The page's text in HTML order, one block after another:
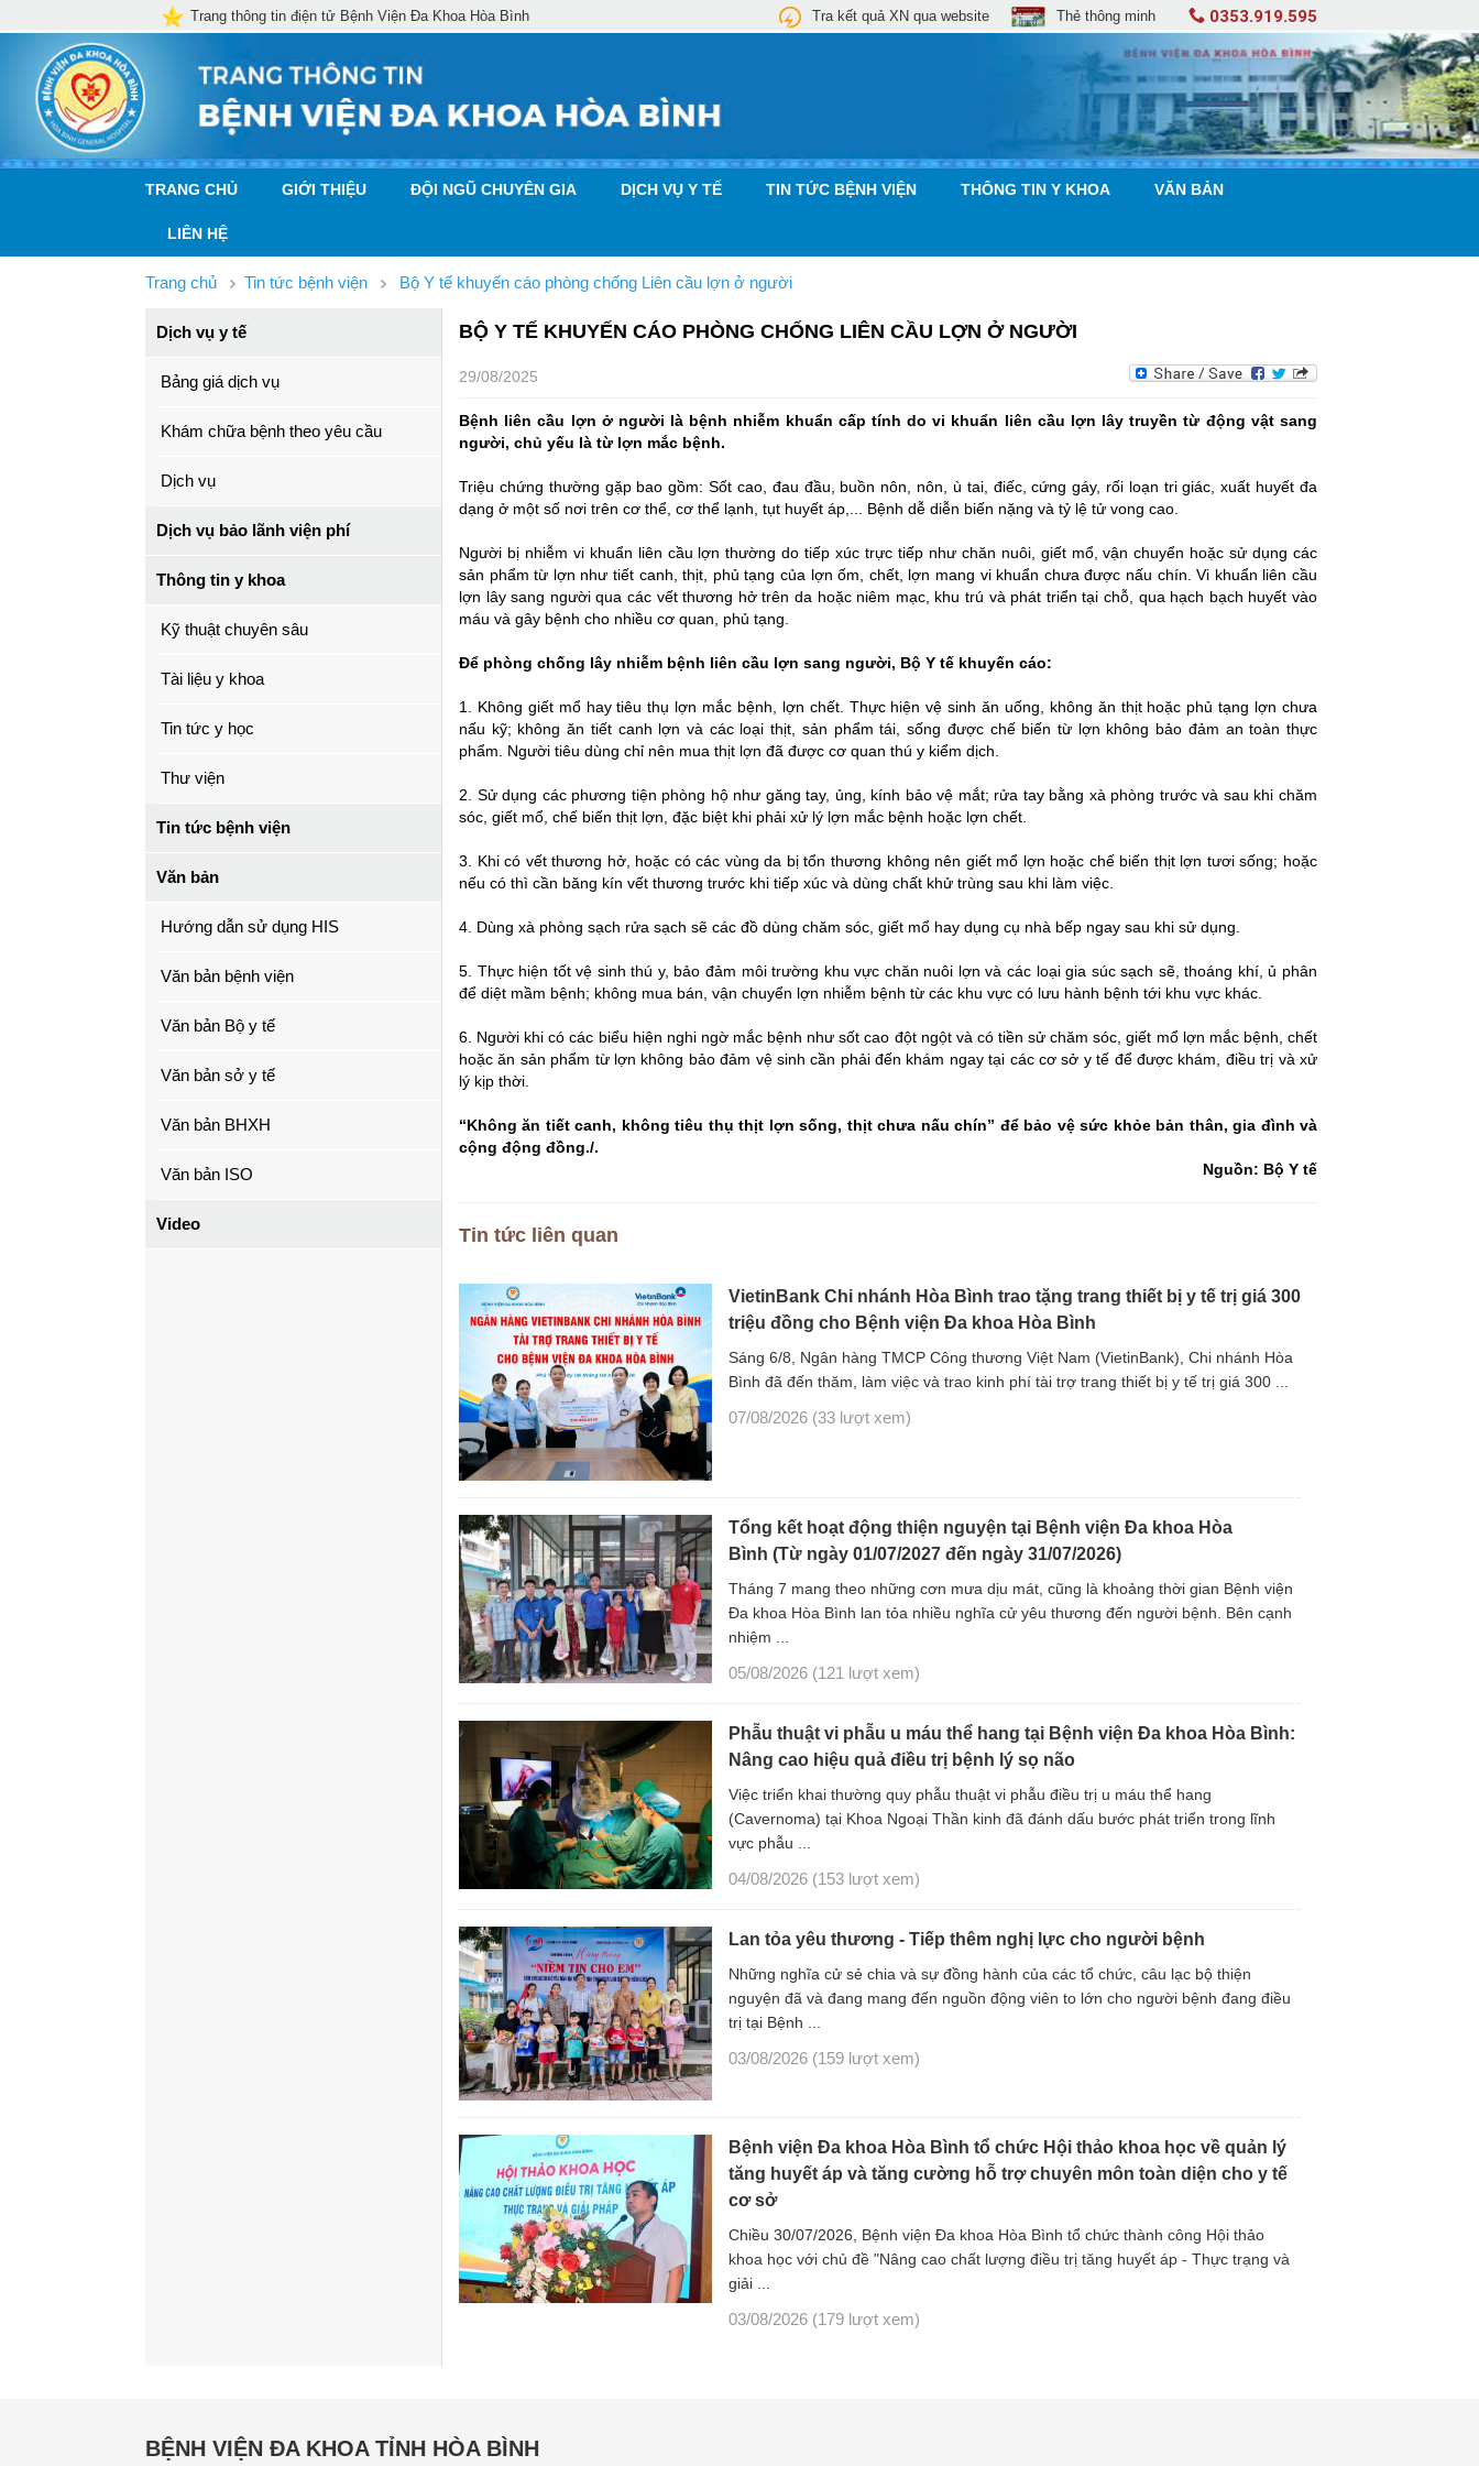
Trang thông tin điện tử Bệnh Viện Đa Khoa Hòa Bình 0353.919.595
Tra kết quả XN qua website Thẻ thông minh
TRANG CHỦ GIỚI THIỆU ĐỘI NGŨ CHUYÊN GIA DỊCH VỤ Y TẾ TIN TỨC BỆNH VIỆN THÔNG TIN Y KHOA VĂN BẢN
LIÊN HỆ
Trang chủ Tin tức bệnh viện Bộ Y tế khuyến cáo phòng chống Liên cầu lợn ở người
Dịch vụ y tế
Bảng giá dịch vụ
Khám chữa bệnh theo yêu cầu
Dịch vụ
Dịch vụ bảo lãnh viện phí
Thông tin y khoa
Kỹ thuật chuyên sâu
Tài liệu y khoa
Tin tức y học
Thư viện
Tin tức bệnh viện
Văn bản
Hướng dẫn sử dụng HIS
Văn bản bệnh viện
Văn bản Bộ y tế
Văn bản sở y tế
Văn bản BHXH
Văn bản ISO
Video
BỘ Y TẾ KHUYẾN CÁO PHÒNG CHỐNG LIÊN CẦU LỢN Ở NGƯỜI
29/08/2025
Bệnh liên cầu lợn ở người là bệnh nhiễm khuẩn cấp tính do vi khuẩn liên cầu lợn lây truyền từ động vật sang
người, chủ yếu là từ lợn mắc bệnh.
Triệu chứng thường gặp bao gồm: Sốt cao, đau đầu, buồn nôn, nôn, ù tai, điếc, cứng gáy, rối loạn tri giác, xuất huyết đa
dạng ở một số nơi trên cơ thể, cơ thể lạnh, tụt huyết áp,... Bệnh dễ diễn biến nặng và tỷ lệ tử vong cao.
Người bị nhiễm vi khuẩn liên cầu lợn thường do tiếp xúc trực tiếp như chăn nuôi, giết mổ, vận chuyển hoặc sử dụng các
sản phẩm từ lợn như tiết canh, thịt, phủ tạng của lợn ốm, chết, lợn mang vi khuẩn chưa được nấu chín. Vi khuẩn liên cầu
lợn lây sang người qua các vết thương hở trên da hoặc niêm mạc, khu trú và phát triển tại chỗ, qua hạch bạch huyết vào
máu và gây bệnh cho nhiều cơ quan, phủ tạng.
Để phòng chống lây nhiễm bệnh liên cầu lợn sang người, Bộ Y tế khuyến cáo:
1. Không giết mổ hay tiêu thụ lợn mắc bệnh, lợn chết. Thực hiện vệ sinh ăn uống, không ăn thịt hoặc phủ tạng lợn chưa
nấu kỹ; không ăn tiết canh lợn và các loại thịt, sản phẩm tái, sống được chế biến từ lợn không bảo đảm an toàn thực
phẩm. Người tiêu dùng chỉ nên mua thịt lợn đã được cơ quan thú y kiểm dịch.
2. Sử dụng các phương tiện phòng hộ như găng tay, ủng, kính bảo vệ mắt; rửa tay bằng xà phòng trước và sau khi chăm
sóc, giết mổ, chế biến thịt lợn, đặc biệt khi phải xử lý lợn mắc bệnh hoặc lợn chết.
3. Khi có vết thương hở, hoặc có các vùng da bị tổn thương không nên giết mổ lợn hoặc chế biến thịt lợn tươi sống; hoặc
nếu có thì cần băng kín vết thương trước khi tiếp xúc và dùng chất khử trùng sau khi làm việc.
4. Dùng xà phòng sạch rửa sạch sẽ các đồ dùng chăm sóc, giết mổ hay dụng cụ nhà bếp ngay sau khi sử dụng.
5. Thực hiện tốt vệ sinh thú y, bảo đảm môi trường khu vực chăn nuôi lợn và các loại gia súc sạch sẽ, thoáng khí, ủ phân
để diệt mầm bệnh; không mua bán, vận chuyển lợn nhiễm bệnh từ các khu vực có lưu hành bệnh tới khu vực khác.
6. Người khi có các biểu hiện nghi ngờ mắc bệnh như sốt cao đột ngột và có tiền sử chăm sóc, giết mổ lợn mắc bệnh, chết
hoặc ăn sản phẩm từ lợn không bảo đảm vệ sinh cần phải đến khám ngay tại các cơ sở y tế để được khám, điều trị và xử
lý kịp thời.
“Không ăn tiết canh, không tiêu thụ thịt lợn sống, thịt chưa nấu chín” để bảo vệ sức khỏe bản thân, gia đình và
cộng động đồng./.
Nguồn: Bộ Y tế
Tin tức liên quan
VietinBank Chi nhánh Hòa Bình trao tặng trang thiết bị y tế trị giá 300
triệu đồng cho Bệnh viện Đa khoa Hòa Bình
Sáng 6/8, Ngân hàng TMCP Công thương Việt Nam (VietinBank), Chi nhánh Hòa
Bình đã đến thăm, làm việc và trao kinh phí tài trợ trang thiết bị y tế trị giá 300 ...
07/08/2026 (33 lượt xem)
Tổng kết hoạt động thiện nguyện tại Bệnh viện Đa khoa Hòa
Bình (Từ ngày 01/07/2027 đến ngày 31/07/2026)
Tháng 7 mang theo những cơn mưa dịu mát, cũng là khoảng thời gian Bệnh viện
Đa khoa Hòa Bình lan tỏa nhiều nghĩa cử yêu thương đến người bệnh. Bên cạnh
nhiệm ...
05/08/2026 (121 lượt xem)
Phẫu thuật vi phẫu u máu thể hang tại Bệnh viện Đa khoa Hòa Bình:
Nâng cao hiệu quả điều trị bệnh lý sọ não
Việc triển khai thường quy phẫu thuật vi phẫu điều trị u máu thể hang
(Cavernoma) tại Khoa Ngoại Thần kinh đã đánh dấu bước phát triển trong lĩnh
vực phẫu ...
04/08/2026 (153 lượt xem)
Lan tỏa yêu thương - Tiếp thêm nghị lực cho người bệnh
Những nghĩa cử sẻ chia và sự đồng hành của các tổ chức, câu lạc bộ thiện
nguyện đã và đang mang đến nguồn động viên to lớn cho người bệnh đang điều
trị tại Bệnh ...
03/08/2026 (159 lượt xem)
Bệnh viện Đa khoa Hòa Bình tổ chức Hội thảo khoa học về quản lý
tăng huyết áp và tăng cường hỗ trợ chuyên môn toàn diện cho y tế
cơ sở
Chiều 30/07/2026, Bệnh viện Đa khoa Hòa Bình tổ chức thành công Hội thảo
khoa học với chủ đề "Nâng cao chất lượng điều trị tăng huyết áp - Thực trạng và
giải ...
03/08/2026 (179 lượt xem)
BỆNH VIỆN ĐA KHOA TỈNH HÒA BÌNH